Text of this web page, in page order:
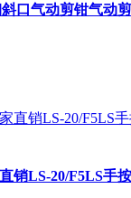
口气动剪钳气动
销LS-20/F5LS手